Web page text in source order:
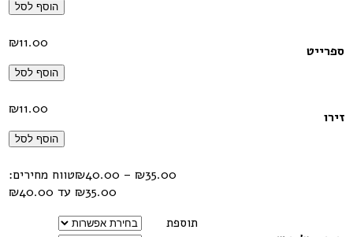
הוסף לסל
ספרייט ₪11.00
הוסף לסל
זירו ₪11.00
הוסף לסל
₪35.00
–
₪40.00
טווח מחירים:
תוספת